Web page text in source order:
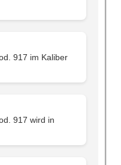
917 im Kaliber
917 wird in